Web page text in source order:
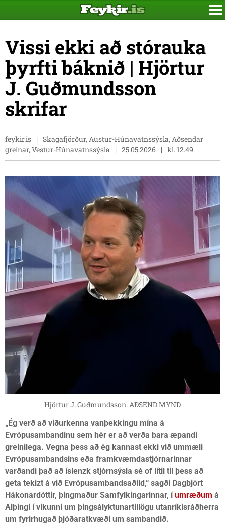
Vissi ekki að stórauka
þyrfti báknið | Hjörtur
J. Guðmundsson
skrifar
feykir.is
Skagafjörður, Austur-Húnavatnssýsla, Aðsendar
greinar, Vestur-Húnavatnssýsla
25.05.2026 kl. 12.49
Hjörtur J. Guðmundsson. AÐSEND MYND
„Ég verð að viðurkenna vanþekkingu mína á
Evrópusambandinu sem hér er að verða bara æpandi
greinilega. Vegna þess að ég kannast ekki við ummæli
Evrópusambandsins eða framkvæmdastjórnarinnar
varðandi það að íslenzk stjórnsýsla sé of lítil til þess að
geta tekizt á við Evrópusambandsaðild,“ sagði Dagbjört
Hákonardóttir, þingmaður Samfylkingarinnar, íumræðum á
Alþingi í vikunni um þingsályktunartillögu utanríkisráðherra
um fyrirhugað þjóðaratkvæði um sambandið.